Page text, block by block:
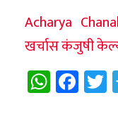
Acharya
खर्चास कंजुषी